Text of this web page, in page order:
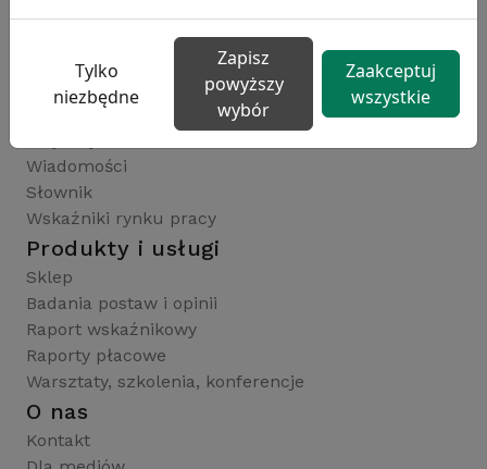
kfw.sedlak.pl
Publikacje i wskaźniki
Wiadomości
Słownik
Wskaźniki rynku pracy
Produkty i usługi
Sklep
Badania postaw i opinii
Raport wskaźnikowy
Raporty płacowe
Warsztaty, szkolenia, konferencje
O nas
Kontakt
Tylko
niezbędne
Zapisz
powyższy
wybór
Zaakceptuj
wszystkie